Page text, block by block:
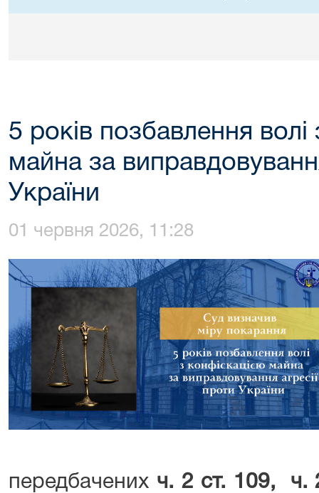
5 років позбавлення
майна за
України
01 червня 2026, 11:28
передбачених ч. 2 ст. 109, ч.